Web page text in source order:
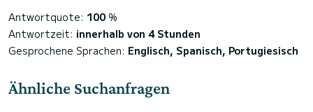
Antwortquote: 100 %
Antwortzeit: innerhalb von 4 Stunden
Gesprochene Sprachen: Englisch, Spanisch, Portugiesisch
Ähnliche Suchanfragen